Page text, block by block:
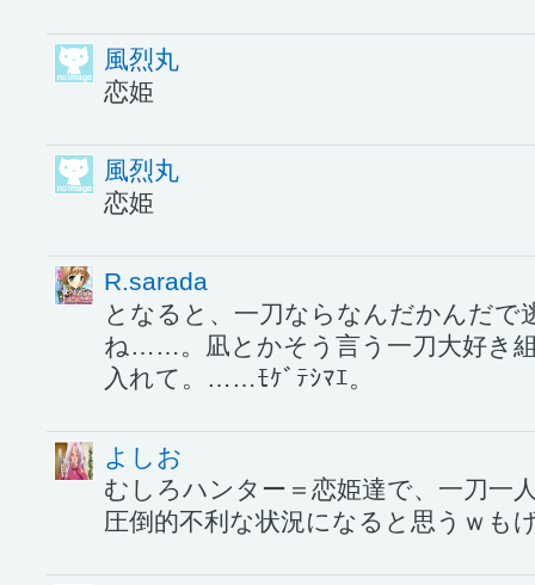
風烈丸
恋姫
風烈丸
恋姫
R.sarada
となると、一刀ならなんだかんだで
ね……。凪とかそう言う一刀大好き
入れて。……ﾓｹﾞﾃｼﾏｴ。
よしお
むしろハンター＝恋姫達で、一刀一
圧倒的不利な状況になると思うｗも